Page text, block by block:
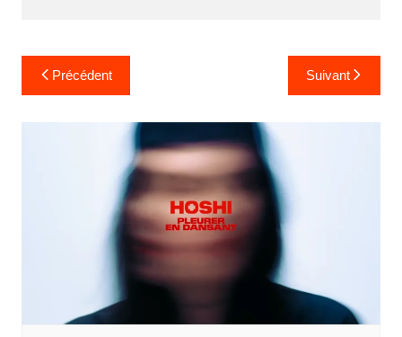
Navigation
de
l’article
Précédent Suivant